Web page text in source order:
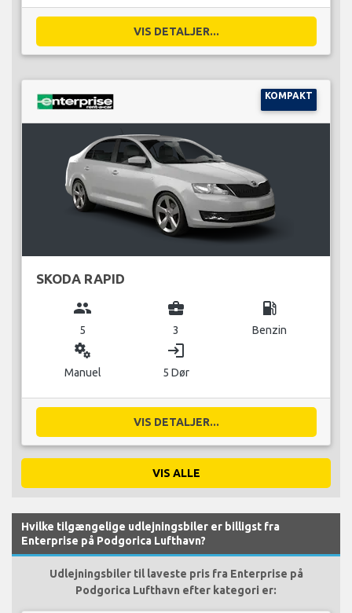
VIS DETALJER...
KOMPAKT
SKODA RAPID
group
5
business_center
3
local_gas_station
Benzin
miscellaneous_services
Manuel
login
5 Dør
VIS DETALJER...
VIS ALLE
Hvilke tilgængelige udlejningsbiler er billigst fra
Enterprise på Podgorica Lufthavn?
Udlejningsbiler til laveste pris fra Enterprise på
Podgorica Lufthavn efter kategori er: